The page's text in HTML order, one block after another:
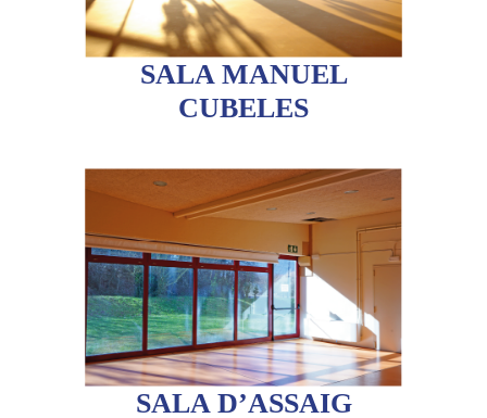
SALA MANUEL
CUBELES
SALA D’ASSAIG